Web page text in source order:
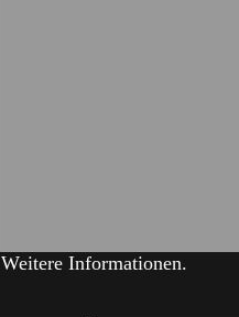
Weitere Informationen.